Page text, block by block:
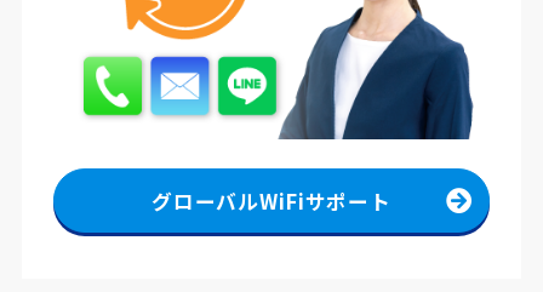
グローバルWiFiサポート